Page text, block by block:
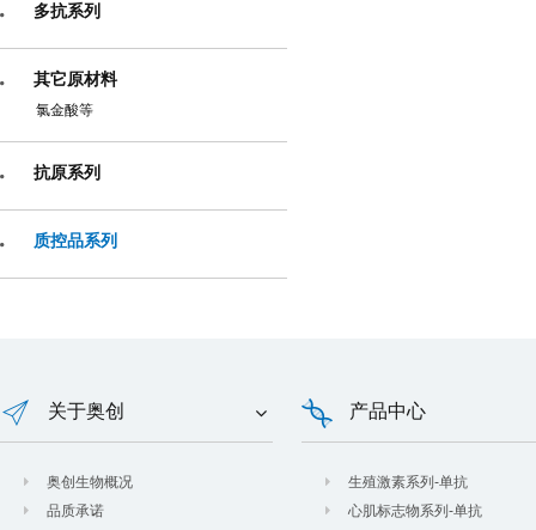
多抗系列
其它原材料
氯金酸等
抗原系列
质控品系列
关于奥创
奥创生物概况
品质承诺
产品中心
生殖激素系列-单抗
心肌标志物系列-单抗